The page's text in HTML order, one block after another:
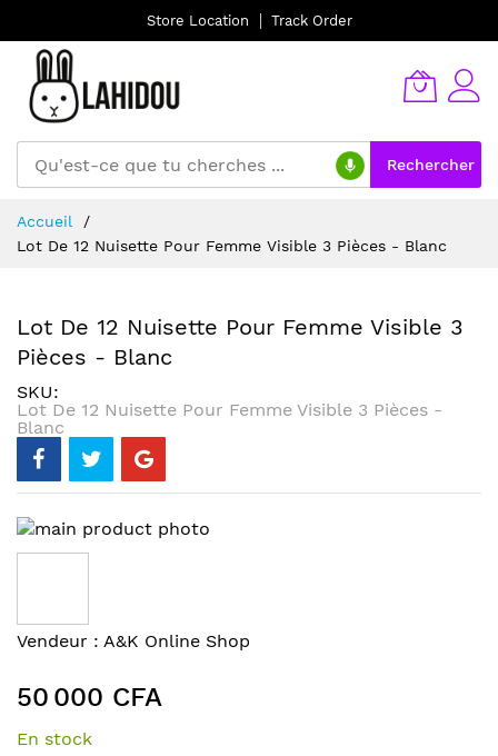
Store Location Track Order
Rechercher
au
contenu
Accueil
Lot De 12 Nuisette Pour Femme Visible 3 Pièces - Blanc
Lot De 12 Nuisette Pour Femme Visible 3
Pièces - Blanc
SKU
Lot De 12 Nuisette Pour Femme Visible 3 Pièces -
Blanc
Skip
to
of
the
gallery
Skip
the
beginning
of
Vendeur : A&K Online Shop
50 000 CFA
En stock